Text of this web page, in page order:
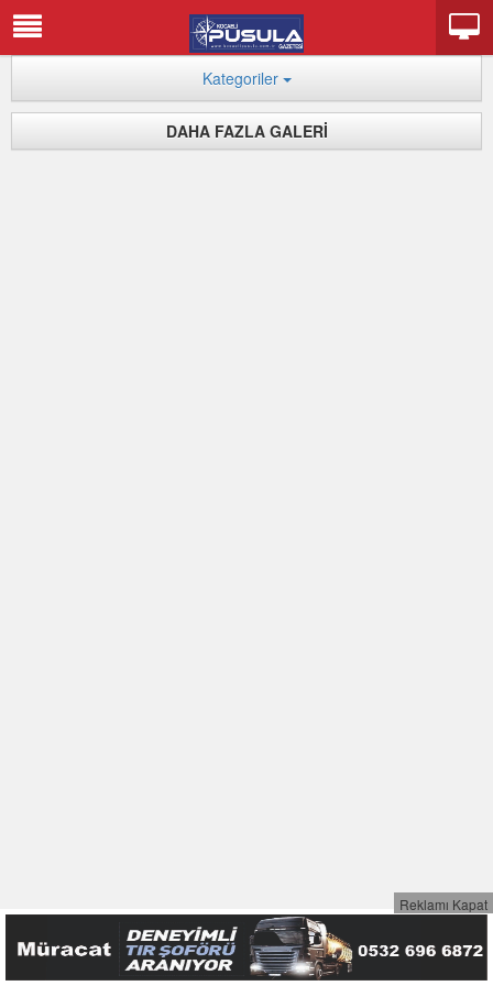
Kategoriler
DAHA FAZLA GALERİ
Reklamı Kapat